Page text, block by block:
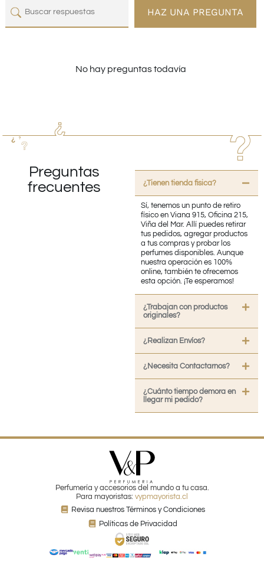
HAZ UNA PREGUNTA
No hay preguntas todavía
Preguntas
frecuentes
¿Tienen tienda fisica?
Sí, tenemos un punto de retiro
físico en Viana 915, Oficina 215,
Viña del Mar. Allí puedes retirar
tus pedidos, agregar productos
a tus compras y probar los
perfumes disponibles. Aunque
nuestra operación es 100%
online, también te ofrecemos
esta opción. ¡Te esperamos!
¿Trabajan con productos
originales?
¿Realizan Envíos?
¿Necesita Contactarnos?
¿Cuánto tiempo demora en
llegar mi pedido?
Perfumería y accesorios del mundo a tu casa.
Para mayoristas: vypmayorista.cl
Revisa nuestros Términos y Condiciones
Políticas de Privacidad